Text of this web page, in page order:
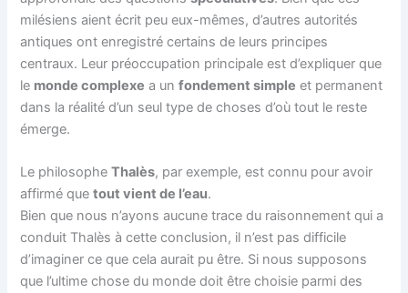
milésiens aient écrit peu eux-mêmes, d’autres autorités
antiques ont enregistré certains de leurs principes
centraux. Leur préoccupation principale est d’expliquer que
le monde complexe a unfondement simple et permanent
dans la réalité d’un seul type de choses d’où tout le reste
émerge.
Le philosopheThalès, par exemple, est connu pour avoir
affirmé quetout vient de l’eau.
Bien que nous n’ayons aucune trace du raisonnement qui a
conduit Thalès à cette conclusion, il n’est pas difficile
d’imaginer ce que cela aurait pu être. Si nous supposons
que l’ultime chose du monde doit être choisie parmi des